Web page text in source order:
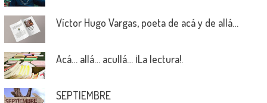
Víctor Hugo Vargas, poeta de acá y de allá…
Acá… allá… acullá… ¡La lectura!.
SEPTIEMBRE